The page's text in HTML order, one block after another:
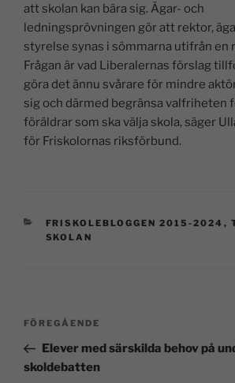
att skolan kan bära sig. Ägar- och
ledningsprövningen gör att rektor,
styrelse synas i sömmarna utifrån en
Frågan är vad Liberalernas förslag
göra det ännu svårare för mindre
sig och därmed begränsa valfriheten
föräldrar som ska välja skola, säger
för Friskolornas riksförbund.
FRISKOLEBLOGGEN 2015-2024 ,
SKOLAN
FÖREGÅENDE
Elever med särskilda behov på
skoldebatten